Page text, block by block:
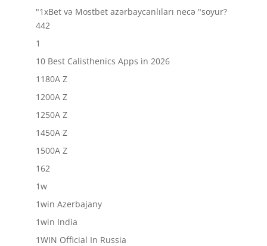
"1xBet və Mostbet azərbaycanlıları necə "soyur?
442
1
10 Best Calisthenics Apps in 2026
1180A Z
1200A Z
1250A Z
1450A Z
1500A Z
162
1w
1win Azerbajany
1win India
1WIN Official In Russia